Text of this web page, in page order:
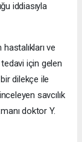
iddiasıyla
ve
için gelen
dilekçe ile
savcılık
doktor Y.